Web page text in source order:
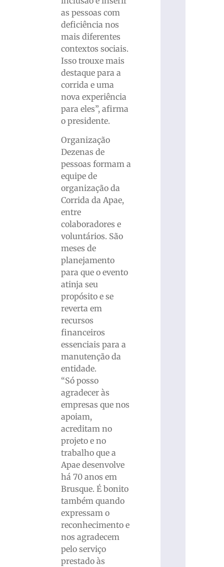
as pessoas com
deficiência nos
mais diferentes
contextos sociais.
Isso trouxe mais
destaque para a
corrida e uma
nova experiência
para eles”, afirma
o presidente.
Organização
Dezenas de
pessoas formam a
equipe de
organização da
Corrida da Apae,
entre
colaboradores e
voluntários. São
meses de
planejamento
para que o evento
atinja seu
propósito e se
reverta em
recursos
financeiros
essenciais para a
manutenção da
entidade.
“Só posso
agradecer às
empresas que nos
apoiam,
acreditam no
projeto e no
trabalho que a
Apae desenvolve
há 70 anos em
Brusque. É bonito
também quando
expressam o
reconhecimento e
nos agradecem
pelo serviço
prestado às